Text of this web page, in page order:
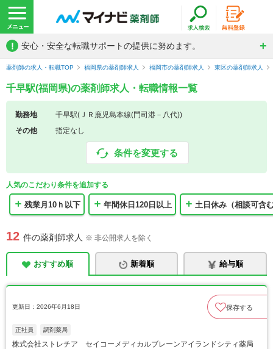
! 安心・安全な転職サポートの提供に努めます。
薬剤師の求人・転職TOP 福岡県の薬剤師求人 福岡市の薬剤師求人 東区の薬剤師求人
千早駅(福岡県)の薬剤師求人・転職情報一覧
勤務地
千早駅(ＪＲ鹿児島本線(門司港－八代))
その他
指定なし
条件を変更する
人気のこだわり条件を追加する
残業月10ｈ以下 年間休日120日以上 土日休み（相談可含
12 件の薬剤師求人 ※ 非公開求人を除く
おすすめ順 新着順 給与順
更新日：2026年6月18日 保存する
正社員 調剤薬局
株式会社ストレチア セイコーメディカルブレーンアイランドシティ薬局